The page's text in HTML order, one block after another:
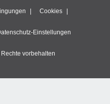
Cookies
Einstellungen
vorbehalten